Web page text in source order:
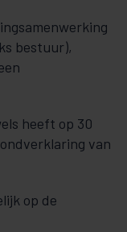
bestuur),
heeft op 30
van
op de